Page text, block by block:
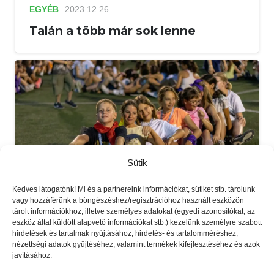
Sütik
Kedves látogatónk! Mi és a partnereink információkat, sütiket stb. tárolunk
vagy hozzáférünk a böngészéshez/regisztrációhoz használt eszközön
tárolt információkhoz, illetve személyes adatokat (egyedi azonosítókat, az
eszköz által küldött alapvető információkat stb.) kezelünk személyre szabott
hirdetések és tartalmak nyújtásához, hirdetés- és tartalomméréshez,
nézettségi adatok gyűjtéséhez, valamint termékek kifejlesztéséhez és azok
javításához.
EGYÉB 2023.12.26.
Talán a több már sok lenne
EGYÉB 2023.11.25.